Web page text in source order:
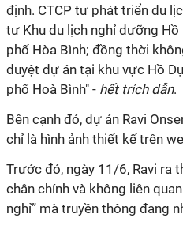
định. CTCP tư phát triển du
tư Khu du lịch nghỉ dưỡng Hồ
phố Hòa Bình; đồng thời
duyệt dự án tại khu vực Hồ
phố Hoà Bình" - hết trích dẫn.
Bên cạnh đó, dự án Ravi
chỉ là hình ảnh thiết kế trên
Trước đó, ngày 11/6, Ravi ra
chân chính và không liên
nghỉ” mà truyền thông đang